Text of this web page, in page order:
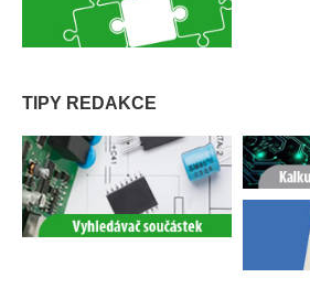
TIPY REDAKCE